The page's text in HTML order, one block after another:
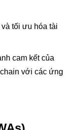
tối ưu hóa tài
cam kết của
với các ứng